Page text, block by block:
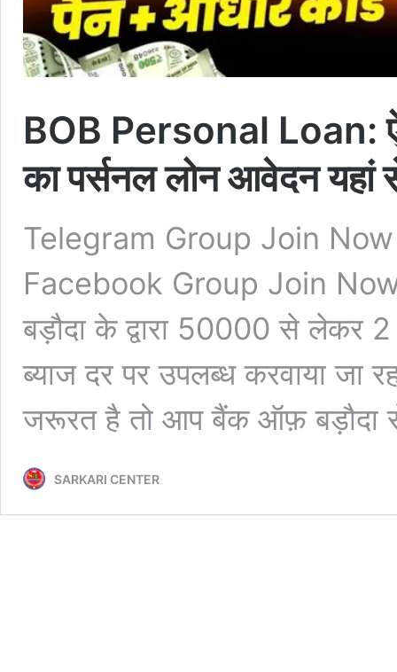
BOB Personal Loan:
का पर्सनल लोन आवेदन यहां
Telegram Group Join
Facebook Group Join
बड़ौदा के द्वारा 50000 से लेकर
ब्याज दर पर उपलब्ध करवाया जा
जरूरत है तो आप बैंक ऑफ़
SARKARI CENTER